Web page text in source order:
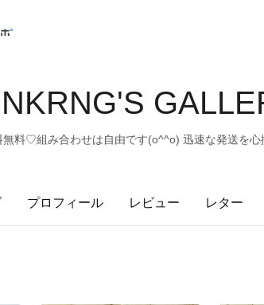
無料♡組み合わせは自由です(o^^o) 迅速な発送を
プロフィール レビュー レター